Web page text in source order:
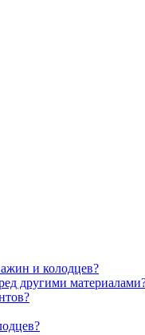
и колодцев?
другими